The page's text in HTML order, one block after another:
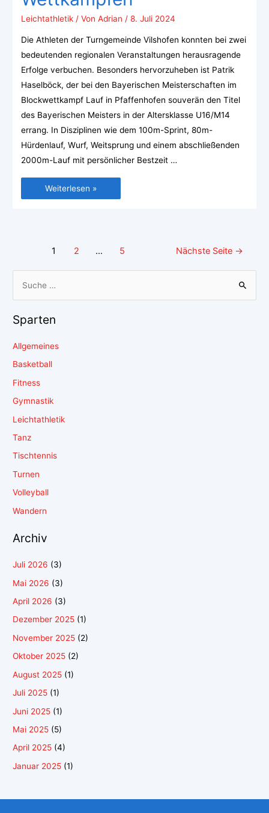
Leichtathletik/ Von Adrian / 8. Juli 2024
Die Athleten der Turngemeinde Vilshofen konnten bei zwei
bedeutenden regionalen Veranstaltungen herausragende
Erfolge verbuchen. Besonders hervorzuheben ist Patrik
Haselböck, der bei den Bayerischen Meisterschaften im
Blockwettkampf Lauf in Pfaffenhofen souverän den Titel
des Bayerischen Meisters in der Altersklasse U16/M14
errang. In Disziplinen wie dem 100m-Sprint, 80m-
Hürdenlauf, Wurf, Weitsprung und einem abschließenden
2000m-Lauf mit persönlicher Bestzeit …
Weiterlesen »
1 2 … 5 Nächste Seite →
Sparten
Allgemeines
Basketball
Fitness
Gymnastik
Leichtathletik
Tanz
Tischtennis
Turnen
Volleyball
Wandern
Archiv
Juli 2026 (3)
Mai 2026 (3)
April 2026 (3)
Dezember 2025 (1)
November 2025 (2)
Oktober 2025 (2)
August 2025 (1)
Juli 2025 (1)
Juni 2025 (1)
Mai 2025 (5)
April 2025 (4)
Januar 2025 (1)